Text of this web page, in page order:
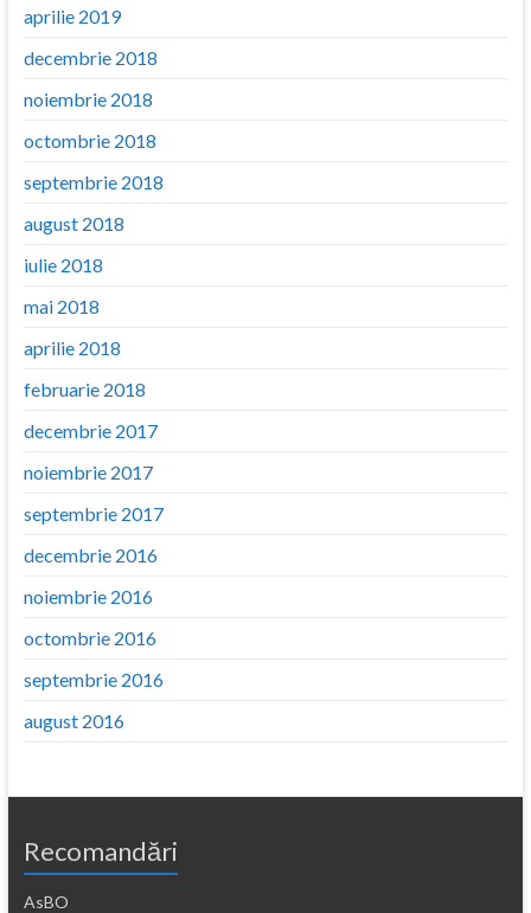
aprilie 2019
decembrie 2018
noiembrie 2018
octombrie 2018
septembrie 2018
august 2018
iulie 2018
mai 2018
aprilie 2018
februarie 2018
decembrie 2017
noiembrie 2017
septembrie 2017
decembrie 2016
noiembrie 2016
octombrie 2016
septembrie 2016
august 2016
Recomandări
AsBO